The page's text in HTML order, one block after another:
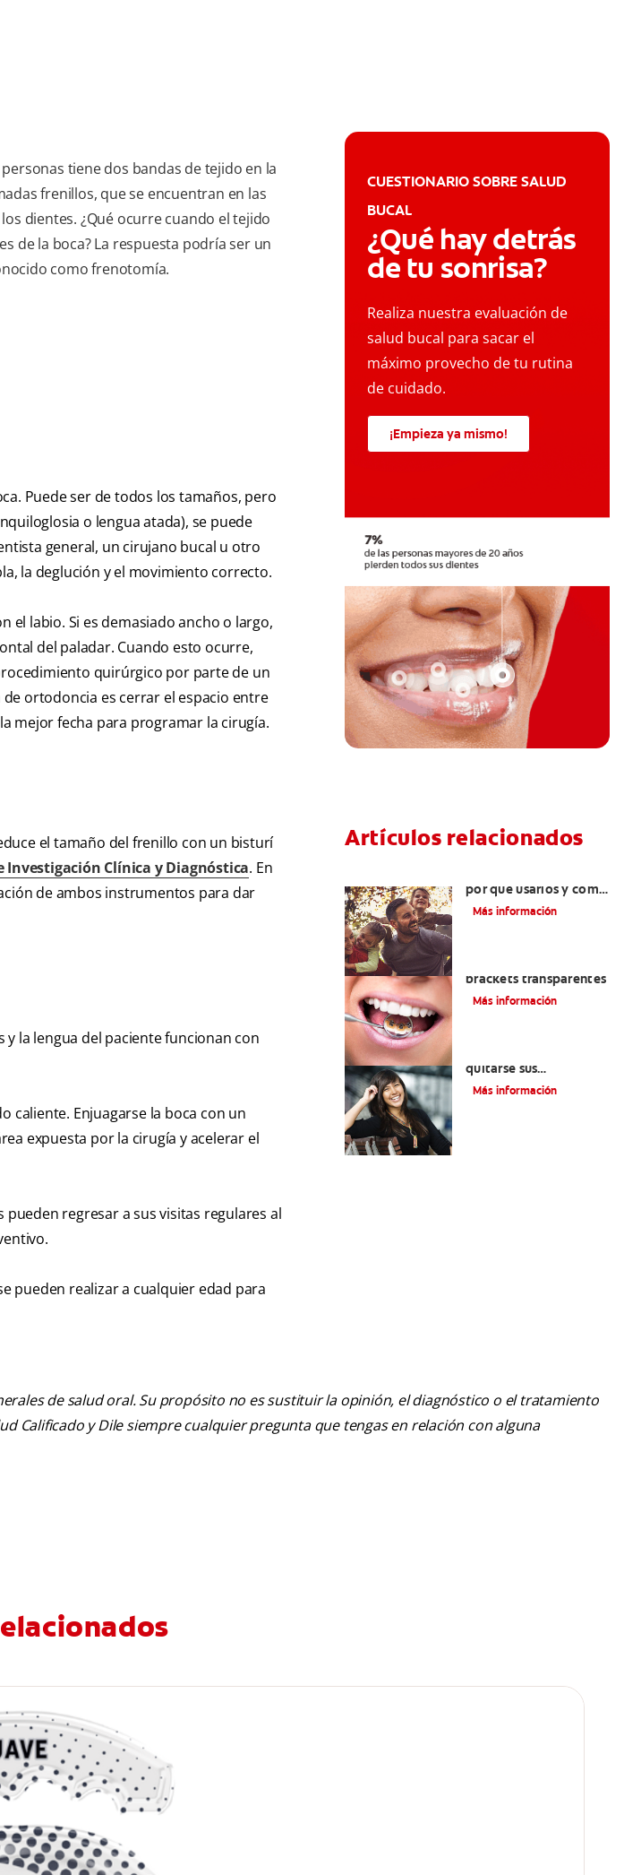
tiene dos bandas de tejido en la
frenillos, que se encuentran en las
dientes. ¿Qué ocurre cuando el tejido
de la boca? La respuesta podría ser un
como frenotomía.
Puede ser de todos los tamaños, pero
o lengua atada), se puede
general, un cirujano bucal u otro
la deglución y el movimiento correcto.
el labio. Si es demasiado ancho o largo,
del paladar. Cuando esto ocurre,
quirúrgico por parte de un
ortodoncia es cerrar el espacio entre
mejor fecha para programar la cirugía.
el tamaño del frenillo con un bisturí
Investigación Clínica y Diagnóstica. En
de ambos instrumentos para dar
y la lengua del paciente funcionan con
caliente. Enjuagarse la boca con un
expuesta por la cirugía y acelerar el
regresar a sus visitas regulares al
pueden realizar a cualquier edad para
CUESTIONARIO SOBRE SALUD
BUCAL
¿Qué hay detrás
de tu sonrisa?
Realiza nuestra evaluación de
salud bucal para sacar el
máximo provecho de tu rutina
de cuidado.
¡Empieza ya mismo!
Artículos relacionados
por qué usarlos y cómo
conservarlos
Más información
brackets transparentes
Más información
quitarse sus
retenedores fijos
Más información
de salud oral. Su propósito no es sustituir la opinión, el diagnóstico o el tratamiento
Calificado y Dile siempre cualquier pregunta que tengas en relación con alguna